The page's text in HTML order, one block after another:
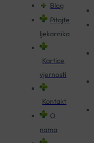
Blog
Pitajte
ljekarnika
Kartice
vjernosti
Kontakt
O
nama